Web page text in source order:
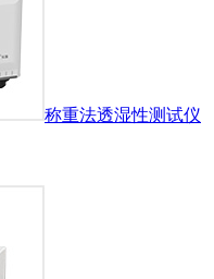
称重法透湿性测试仪